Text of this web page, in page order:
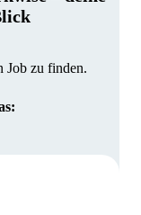
Job zu finden.